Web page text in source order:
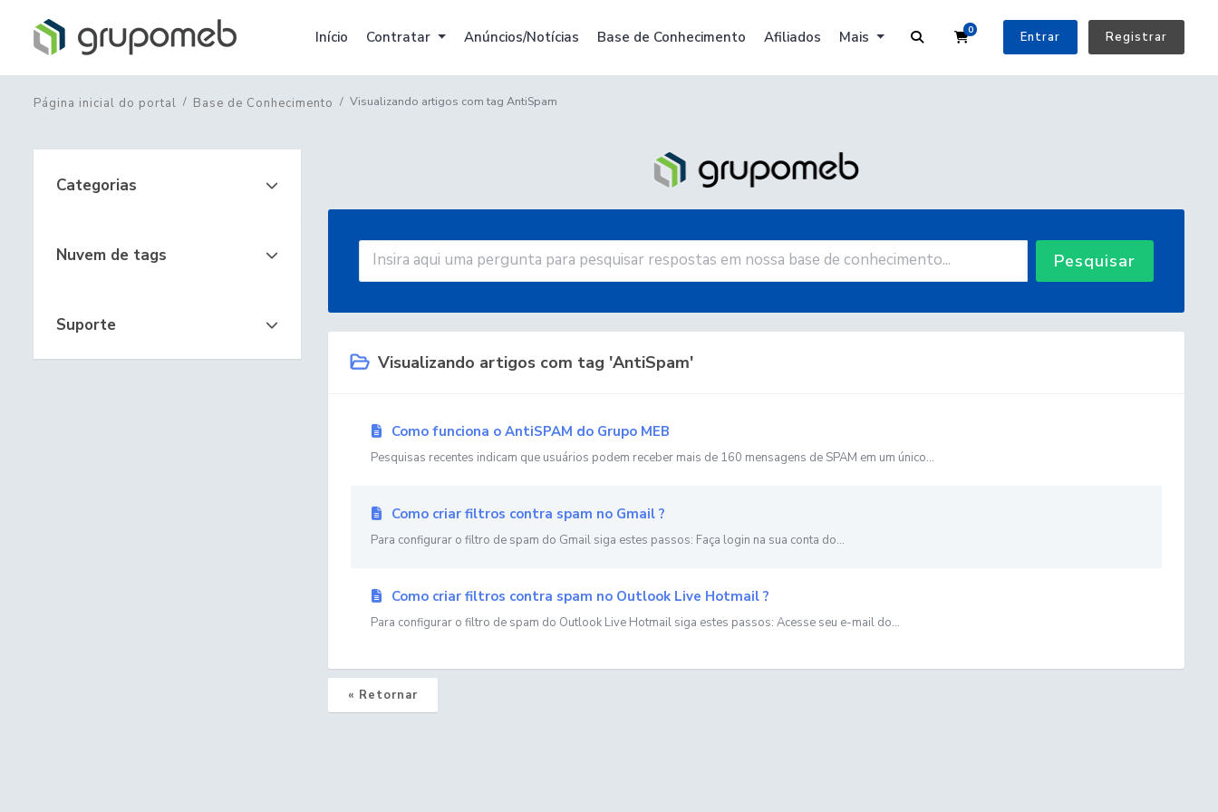
Início Contratar Anúncios/Notícias Base de Conhecimento Afiliados Mais 0Carrinho de Compras
Entrar Registrar
Página inicial do portal Base de Conhecimento Visualizando artigos com tag AntiSpam
Categorias
Nuvem de tags
Suporte
Pesquisar
Visualizando artigos com tag 'AntiSpam'
Como funciona o AntiSPAM do Grupo MEB
Pesquisas recentes indicam que usuários podem receber mais de 160 mensagens de SPAM em um único...
Como criar filtros contra spam no Gmail ?
Para configurar o filtro de spam do Gmail siga estes passos: Faça login na sua conta do...
Como criar filtros contra spam no Outlook Live Hotmail ?
Para configurar o filtro de spam do Outlook Live Hotmail siga estes passos: Acesse seu e-mail do...
« Retornar